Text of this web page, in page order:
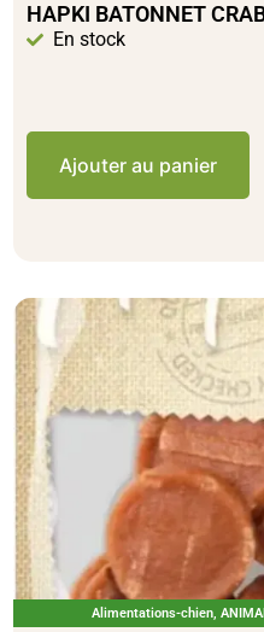
HAPKI BATONNET
En stock
Ajouter au panier
Alimentations-chien,